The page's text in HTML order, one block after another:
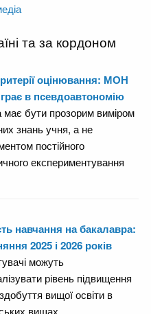
та за кордоном
оцінювання: МОН
в псевдоавтономію
має бути прозорим виміром
знань учня, а не
постійного
експериментування
навчання на бакалавра:
2025 і 2026 років
можуть
рівень підвищення
вищої освіти в
вишах